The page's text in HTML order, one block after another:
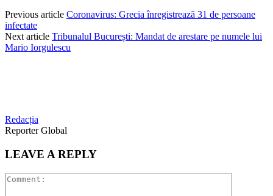
Previous article Coronavirus: Grecia înregistrează 31 de persoane
infectate
Next article Tribunalul București: Mandat de arestare pe numele lui
Mario Iorgulescu
Redacția
Reporter Global
LEAVE A REPLY